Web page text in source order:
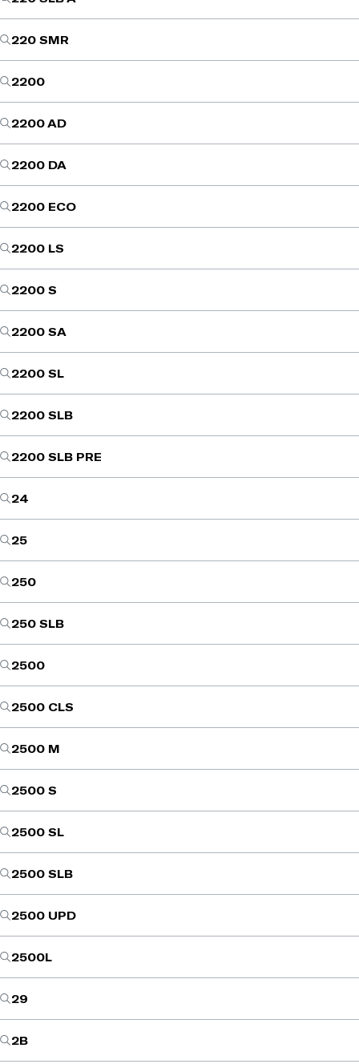
220 SMR
2200
2200 AD
2200 DA
2200 ECO
2200 LS
2200 S
2200 SA
2200 SL
2200 SLB
2200 SLB PRE
24
25
250
250 SLB
2500
2500 CLS
2500 M
2500 S
2500 SL
2500 SLB
2500 UPD
2500L
29
2B